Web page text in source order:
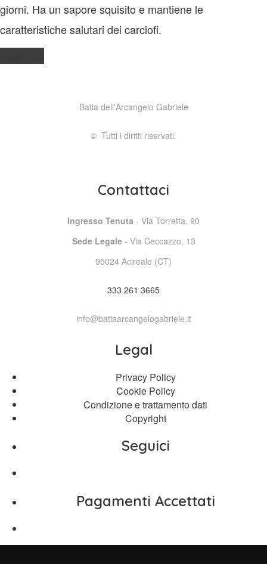
giorni. Ha un sapore squisito e mantiene le
caratteristiche salutari dei carciofi.
Batia dell'Arcangelo Gabriele
© Tutti i diritti riservati.
Contattaci
Ingresso Tenuta - Via Torretta, 90
Sede Legale- Via Ceccazzo, 13
95024 Acireale (CT)
333 261 3665
info@batiaarcangelogabriele.it
Legal
Privacy Policy
Cookie Policy
Condizione e trattamento dati
Copyright
Seguici
Pagamenti Accettati